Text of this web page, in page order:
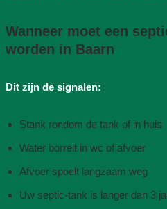
Wanneer moet een
worden in Baarn
Dit zijn de signalen:
Stank rondom de tank of in huis
Water borrelt in wc of afvoer
Afvoer spoelt langzaam weg
Uw septic-tank is langer dan 3